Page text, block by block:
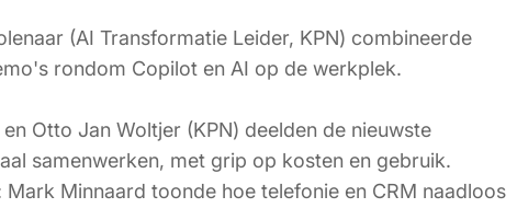
(AI Transformatie Leider, KPN) combineerde
rondom Copilot en AI op de werkplek.
Otto Jan Woltjer (KPN) deelden de nieuwste
samenwerken, met grip op kosten en gebruik.
Mark Minnaard toonde hoe telefonie en CRM naadloos